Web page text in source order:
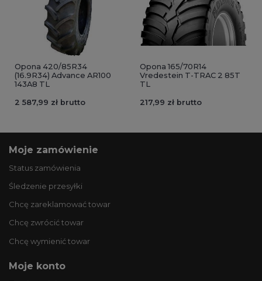
Opona 420/85R34
(16.9R34) Advance AR100
143A8 TL
2 587,99 zł brutto
Opona 165/70R14
Vredestein T-TRAC 2 85T
TL
217,99 zł brutto
Moje zamówienie
Status zamówienia
Śledzenie przesyłki
Chcę zareklamować towar
Chcę zwrócić towar
Chcę wymienić towar
Moje konto